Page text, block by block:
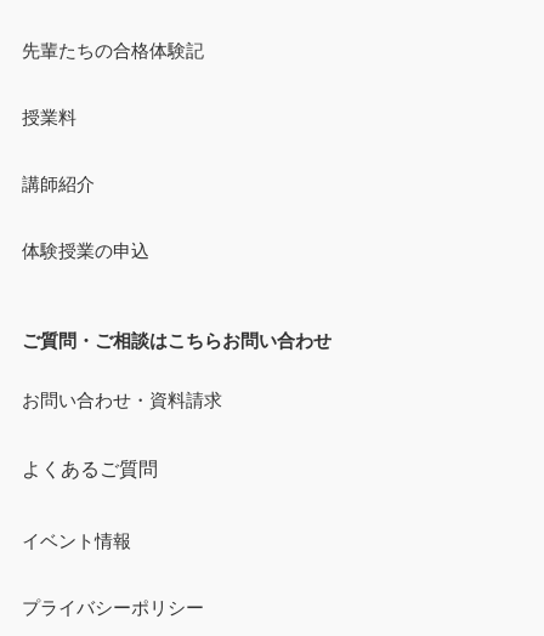
先輩たちの合格体験記
授業料
講師紹介
体験授業の申込
ご質問・ご相談はこちらお問い合わせ
お問い合わせ・資料請求
よくあるご質問
イベント情報
プライバシーポリシー